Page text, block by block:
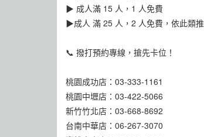
▶ 成人滿 15 人，1 人免費
▶成人 滿 25 人，2 人免費，依此類推
📞 撥打預約專線，搶先卡位！
桃園成功店：03-333-1161
桃園中壢店：03-422-5066
新竹竹北店：03-668-8692
台南中華店：06-267-3070